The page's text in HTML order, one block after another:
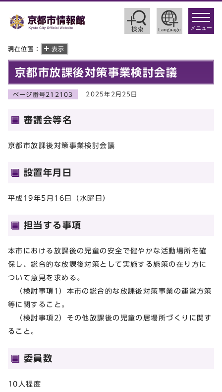
toggle
メニュー
現在位置： 表示
京都市放課後対策事業検討会議
ページ番号212103 2025年2月25日
審議会等名
京都市放課後対策事業検討会議
設置年月日
平成19年5月16日（水曜日）
担当する事項
本市における放課後の児童の安全で健やかな活動場所を確
保し、総合的な放課後対策として実施する施策の在り方に
ついて意見を求める。
（検討事項1）本市の総合的な放課後対策事業の運営方策
等に関すること。
（検討事項2）その他放課後の児童の居場所づくりに関す
ること。
委員数
10人程度